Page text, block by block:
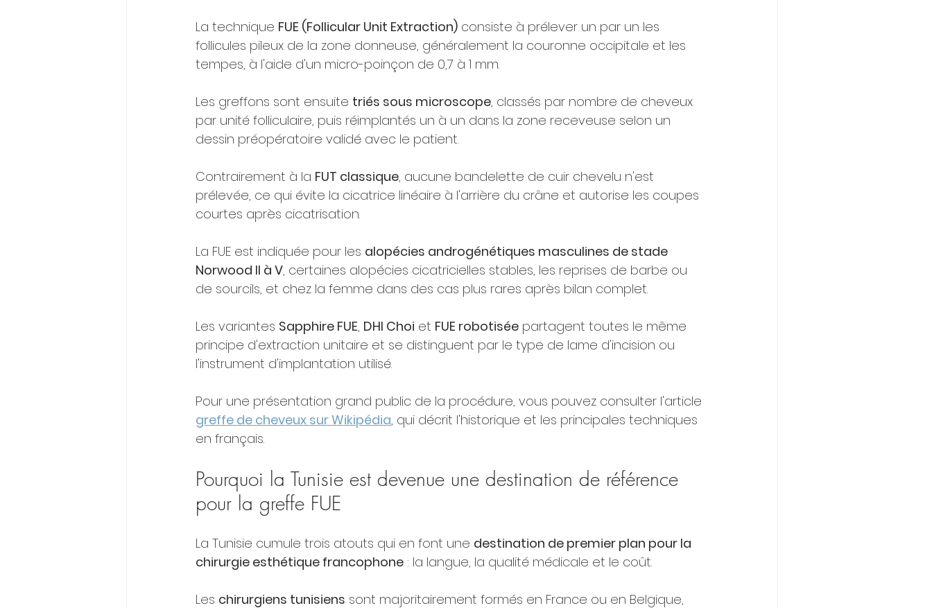
La technique FUE (Follicular Unit Extraction) consiste à prélever un par un les
follicules pileux de la zone donneuse, généralement la couronne occipitale et les
tempes, à l'aide d'un micro-poinçon de 0,7 à 1 mm.
Les greffons sont ensuite triés sous microscope, classés par nombre de cheveux
par unité folliculaire, puis réimplantés un à un dans la zone receveuse selon un
dessin préopératoire validé avec le patient.
Contrairement à la FUT classique, aucune bandelette de cuir chevelu n'est
prélevée, ce qui évite la cicatrice linéaire à l'arrière du crâne et autorise les coupes
courtes après cicatrisation.
La FUE est indiquée pour les alopécies androgénétiques masculines de stade
Norwood II à V, certaines alopécies cicatricielles stables, les reprises de barbe ou
de sourcils, et chez la femme dans des cas plus rares après bilan complet.
Les variantes Sapphire FUE, DHI Choi et FUE robotisée partagent toutes le même
principe d'extraction unitaire et se distinguent par le type de lame d'incision ou
l'instrument d'implantation utilisé.
Pour une présentation grand public de la procédure, vous pouvez consulter l'article
greffe de cheveux sur Wikipédia, qui décrit l'historique et les principales techniques
en français.
Pourquoi la Tunisie est devenue une destination de référence
pour la greffe FUE
La Tunisie cumule trois atouts qui en font une destination de premier plan pour la
chirurgie esthétique francophone : la langue, la qualité médicale et le coût.
Les chirurgiens tunisiens sont majoritairement formés en France ou en Belgique,